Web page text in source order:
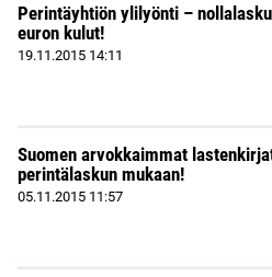
Perintäyhtiön ylilyönti –
euron kulut!
19.11.2015 14:11
Suomen arvokkaimmat
perintälaskun mukaan!
05.11.2015 11:57